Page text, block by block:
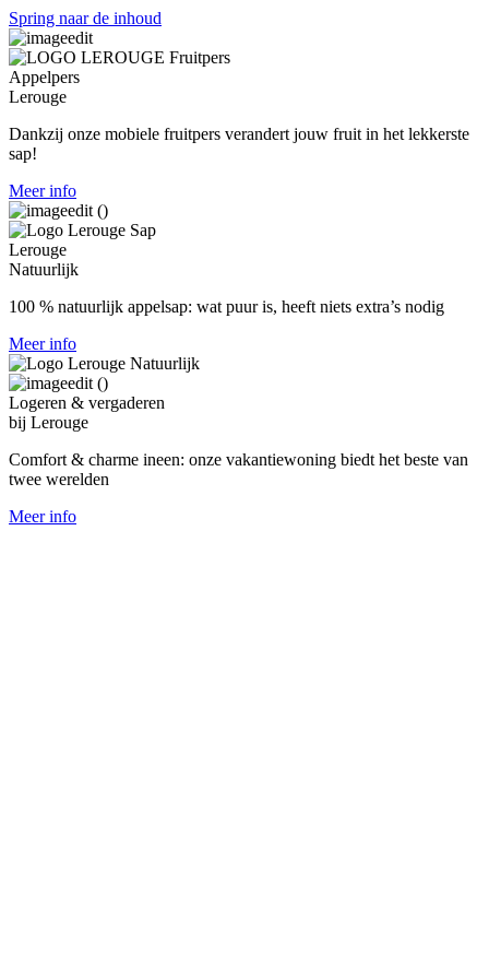
Spring naar de inhoud
Appelpers
Lerouge
Dankzij onze mobiele fruitpers verandert jouw fruit in het lekkerste
sap!
Meer info
Lerouge
Natuurlijk
100 % natuurlijk appelsap: wat puur is, heeft niets extra’s nodig
Meer info
Logeren & vergaderen
bij Lerouge
Comfort & charme ineen: onze vakantiewoning biedt het beste van
twee werelden
Meer info